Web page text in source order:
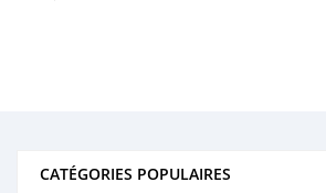
CATÉGORIES POPULAIRES